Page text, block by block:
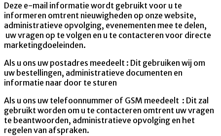
Deze e-mail informatie wordt gebruikt voor u te
informeren omtrent nieuwigheden op onze website,
administratieve opvolging, evenementen mee te delen,
uw vragen op te volgen en u te contacteren voor directe
marketingdoeleinden.
Als u ons uw postadres meedeelt : Dit gebruiken wij om
uw bestellingen, administratieve documenten en
informatie naar door te sturen
Als u ons uw telefoonnummer of GSM meedeelt : Dit zal
gebruikt worden om u te contacteren omtrent uw vragen
te beantwoorden, administratieve opvolging en het
regelen van afspraken.